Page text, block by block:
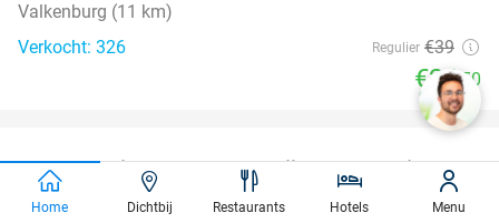
Valkenburg (11 km)
Verkocht: 326
Regulier €39
€24,50
48%
favorite_border
Overnachting voor 2 + ontbijt met cava in een
kasteelhotel
Home Dichtbij Restaurants Hotels Menu